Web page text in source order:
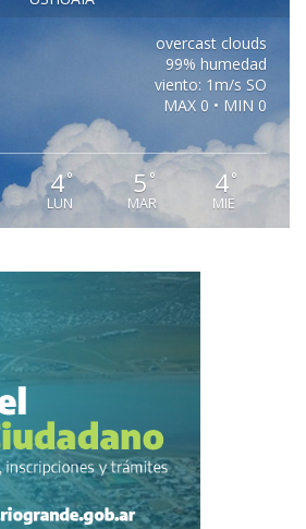
overcast clouds
99% humedad
viento: 1m/s SO
MAX 0 • MIN 0
4°
LUN
5 °
MAR
4°
MIE